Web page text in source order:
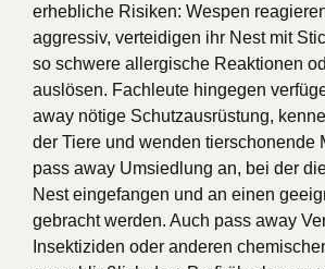
erhebliche Risiken: Wespen
aggressiv, verteidigen ihr Nest mit
so schwere allergische Reaktionen
auslösen. Fachleute hingegen
away nötige Schutzausrüstung,
der Tiere und wenden tierschonende
pass away Umsiedlung an, bei der
Nest eingefangen und an einen
gebracht werden. Auch pass away
Insektiziden oder anderen